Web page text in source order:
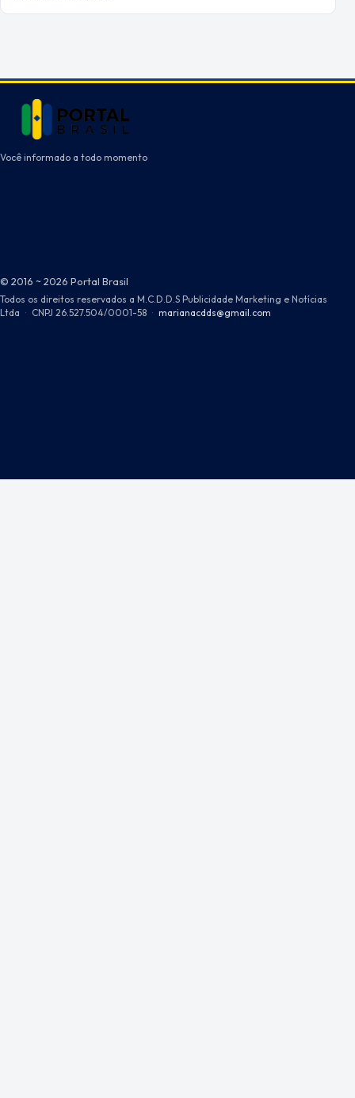
Você informado a todo momento
© 2016 ~ 2026 Portal Brasil
Todos os direitos reservados a M.C.D.D.S Publicidade Marketing e Notícias
Ltda · CNPJ 26.527.504/0001-58 · marianacdds@gmail.com